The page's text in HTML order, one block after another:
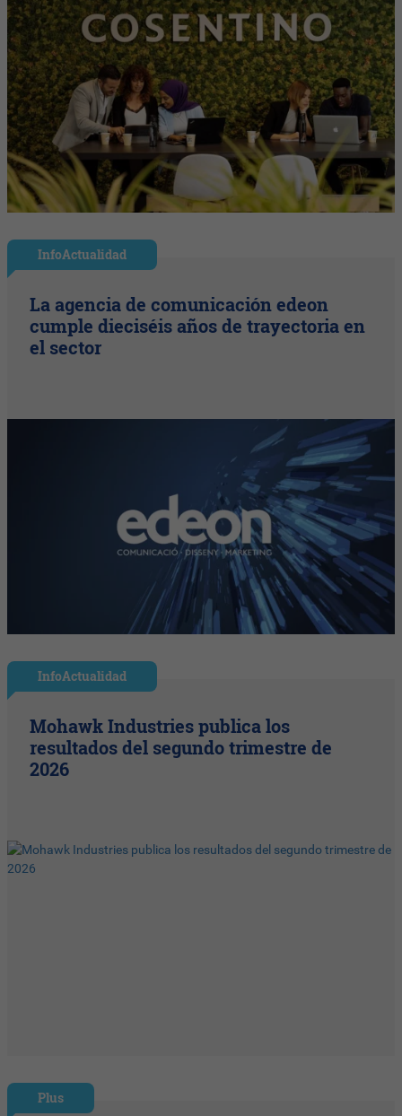
InfoActualidad
La agencia de comunicación edeon
cumple dieciséis años de trayectoria en
el sector
InfoActualidad
Mohawk Industries publica los
resultados del segundo trimestre de
2026
Plus